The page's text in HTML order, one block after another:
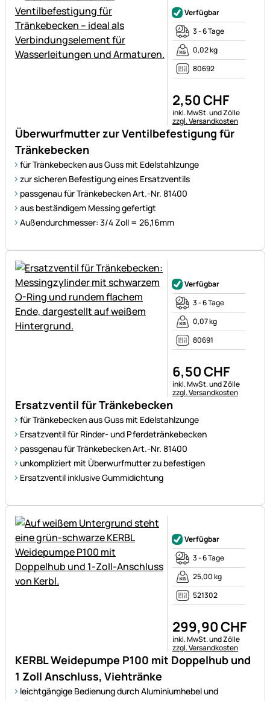
Überwurfmutter zur Ventilbefestigung für
Tränkebecken
für Tränkebecken aus Guss mit Edelstahlzunge
zur sicheren Befestigung eines Ersatzventils
passgenau für Tränkebecken Art.-Nr. 81400
aus beständigem Messing gefertigt
Außendurchmesser: 3/4 Zoll = 26,16mm
Verfügbar
3 - 6 Tage
0,02 kg
80692
2,50CHF
Steuerhinweis:
inkl. MwSt. und Zölle
zzgl. Versandkosten
Ersatzventil für Tränkebecken
für Tränkebecken aus Guss mit Edelstahlzunge
Ersatzventil für Rinder- und Pferdetränkebecken
passgenau für Tränkebecken Art.-Nr. 81400
unkompliziert mit Überwurfmutter zu befestigen
Ersatzventil inklusive Gummidichtung
Verfügbar
3 - 6 Tage
0,07 kg
80691
6,50CHF
Steuerhinweis:
inkl. MwSt. und Zölle
zzgl. Versandkosten
KERBL Weidepumpe P100 mit Doppelhub und
1 Zoll Anschluss, Viehtränke
leichtgängige Bedienung durch Aluminiumhebel und
Verfügbar
3 - 6 Tage
25,00 kg
521302
299,90CHF
Steuerhinweis:
inkl. MwSt. und Zölle
zzgl. Versandkosten